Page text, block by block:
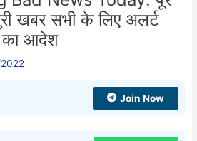
खबर सभी के लिए अलर्ट
का आदेश
Join Now